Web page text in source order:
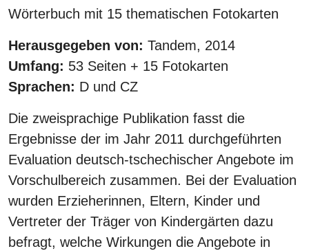
Wörterbuch mit 15 thematischen Fotokarten
Herausgegeben von: Tandem, 2014
Umfang: 53 Seiten + 15 Fotokarten
Sprachen: D und CZ
Die zweisprachige Publikation fasst die
Ergebnisse der im Jahr 2011 durchgeführten
Evaluation deutsch-tschechischer Angebote im
Vorschulbereich zusammen. Bei der Evaluation
wurden Erzieherinnen, Eltern, Kinder und
Vertreter der Träger von Kindergärten dazu
befragt, welche Wirkungen die Angebote in